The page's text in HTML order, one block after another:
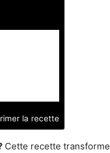
la recette
Cette recette